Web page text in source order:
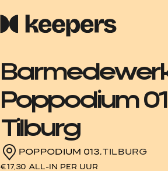
Poppodium
Tilburg
POPPODIUM 013,TILBURG
€17,30 ALL-IN PER UUR